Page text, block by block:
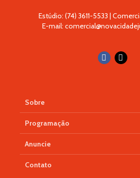
Estúdio: (74) 3611-5533 |
E-mail:
Sobre
Programação
Anuncie
Contato